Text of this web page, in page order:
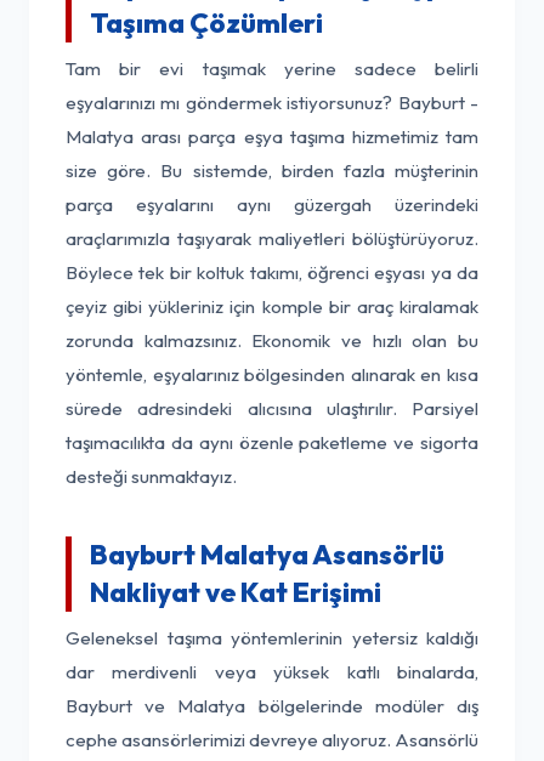
Taşıma Çözümleri
Tam bir evi taşımak yerine sadece belirli
eşyalarınızı mı göndermek istiyorsunuz? Bayburt -
Malatya arası parça eşya taşıma hizmetimiz tam
size göre. Bu sistemde, birden fazla müşterinin
parça eşyalarını aynı güzergah üzerindeki
araçlarımızla taşıyarak maliyetleri bölüştürüyoruz.
Böylece tek bir koltuk takımı, öğrenci eşyası ya da
çeyiz gibi yükleriniz için komple bir araç kiralamak
zorunda kalmazsınız. Ekonomik ve hızlı olan bu
yöntemle, eşyalarınız bölgesinden alınarak en kısa
sürede adresindeki alıcısına ulaştırılır. Parsiyel
taşımacılıkta da aynı özenle paketleme ve sigorta
desteği sunmaktayız.
Bayburt Malatya Asansörlü
Nakliyat ve Kat Erişimi
Geleneksel taşıma yöntemlerinin yetersiz kaldığı
dar merdivenli veya yüksek katlı binalarda,
Bayburt ve Malatya bölgelerinde modüler dış
cephe asansörlerimizi devreye alıyoruz. Asansörlü